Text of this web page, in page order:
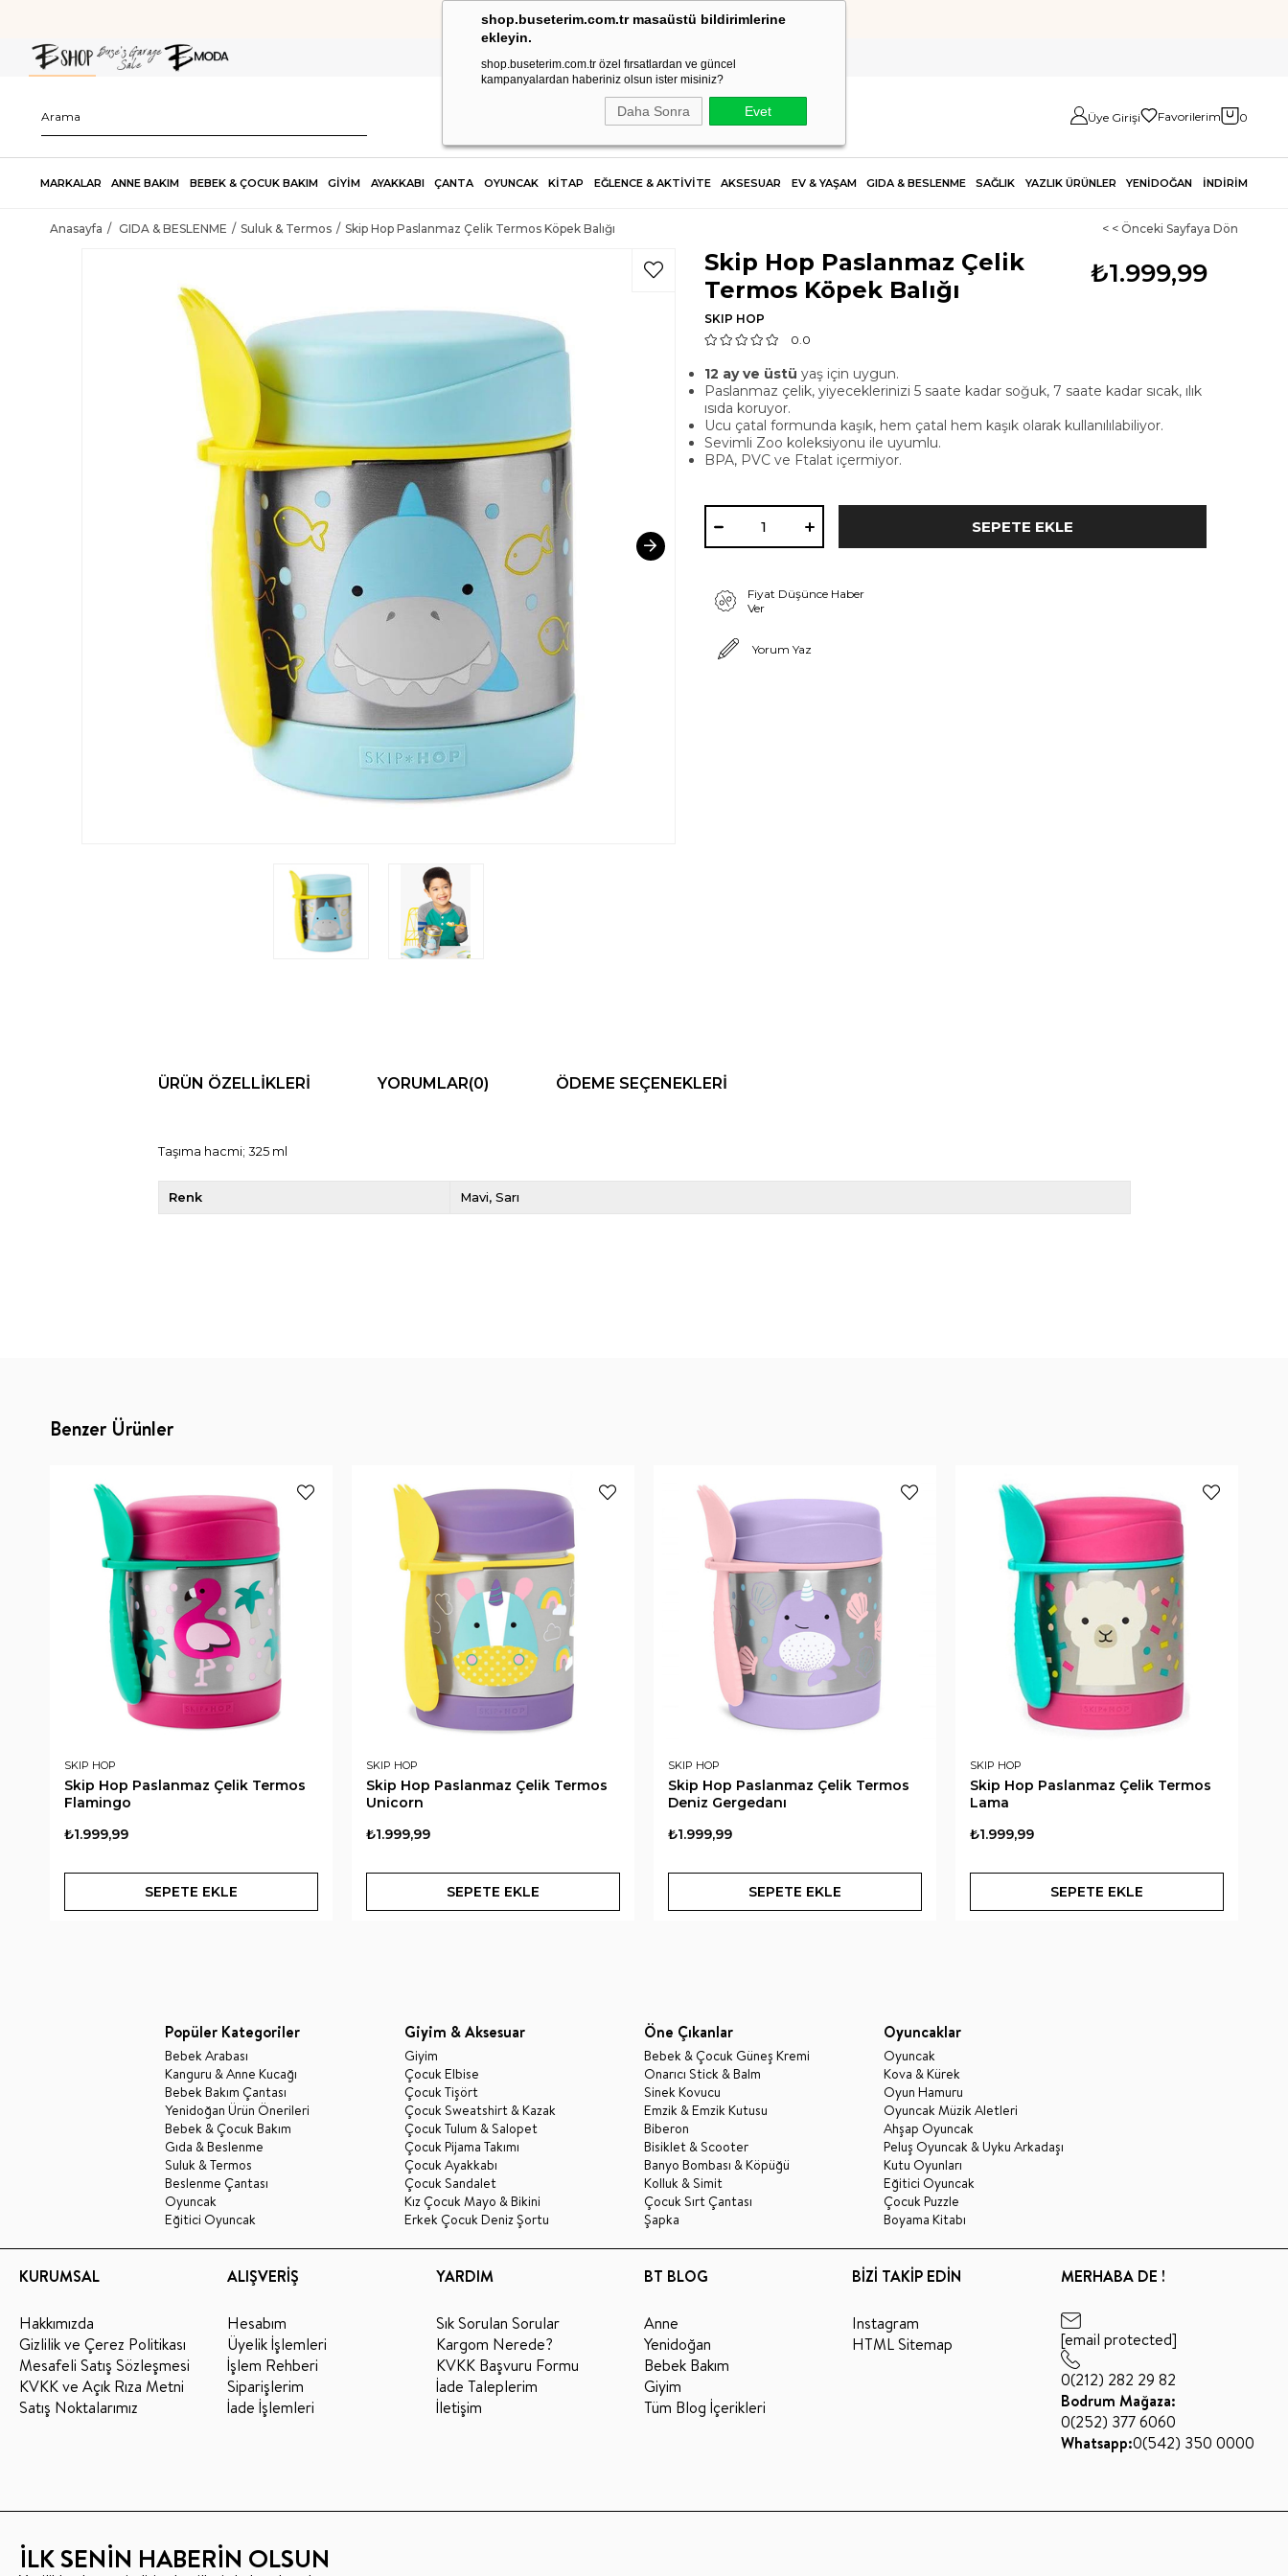
shop.buseterim.com.tr masaüstü bildirimlerine
ekleyin.
shop.buseterim.com.tr özel fırsatlardan ve güncel
kampanyalardan haberiniz olsun ister misiniz?
Daha Sonra Evet
HIZLI KARGO
Üye Girişi Favorilerim 0
MARKALAR ANNE BAKIM BEBEK & ÇOCUK BAKIM GİYİM AYAKKABI ÇANTA OYUNCAK KİTAP EĞLENCE & AKTİVİTE AKSESUAR EV & YAŞAM GIDA & BESLENME SAĞLIK YAZLIK ÜRÜNLER YENİDOĞAN İNDİRİM
Anasayfa GIDA & BESLENME Suluk & Termos Skip Hop Paslanmaz Çelik Termos Köpek Balığı < < Önceki Sayfaya Dön
₺1.999,99
Skip Hop Paslanmaz Çelik
Termos Köpek Balığı
SKIP HOP
0.0
12 ay ve üstü yaş için uygun.
Paslanmaz çelik, yiyeceklerinizi 5 saate kadar soğuk, 7 saate kadar sıcak, ılık
ısıda koruyor.
Ucu çatal formunda kaşık, hem çatal hem kaşık olarak kullanılılabiliyor.
Sevimli Zoo koleksiyonu ile uyumlu.
BPA, PVC ve Ftalat içermiyor.
Fiyat Düşünce Haber
Ver
Yorum Yaz
ÜRÜN ÖZELLIKLERI YORUMLAR(0) ÖDEME SEÇENEKLERI
Taşıma hacmi; 325 ml
Renk Mavi Sarı
Benzer Ürünler
SKIP HOP
Skip Hop Paslanmaz Çelik Termos
Flamingo
₺1.999,99
SEPETE EKLE
SKIP HOP
Skip Hop Paslanmaz Çelik Termos
Unicorn
₺1.999,99
SEPETE EKLE
SKIP HOP
Skip Hop Paslanmaz Çelik Termos
Deniz Gergedanı
₺1.999,99
SEPETE EKLE
SKIP HOP
Skip Hop Paslanmaz Çelik Termos
Lama
₺1.999,99
SEPETE EKLE
Popüler Kategoriler
Bebek Arabası
Kanguru & Anne Kucağı
Bebek Bakım Çantası
Yenidoğan Ürün Önerileri
Bebek & Çocuk Bakım
Gıda & Beslenme
Suluk & Termos
Beslenme Çantası
Oyuncak
Eğitici Oyuncak
Giyim & Aksesuar
Giyim
Çocuk Elbise
Çocuk Tişört
Çocuk Sweatshirt & Kazak
Çocuk Tulum & Salopet
Çocuk Pijama Takımı
Çocuk Ayakkabı
Çocuk Sandalet
Kız Çocuk Mayo & Bikini
Erkek Çocuk Deniz Şortu
Öne Çıkanlar
Bebek & Çocuk Güneş Kremi
Onarıcı Stick & Balm
Sinek Kovucu
Emzik & Emzik Kutusu
Biberon
Bisiklet & Scooter
Banyo Bombası & Köpüğü
Kolluk & Simit
Çocuk Sırt Çantası
Şapka
Oyuncaklar
Oyuncak
Kova & Kürek
Oyun Hamuru
Oyuncak Müzik Aletleri
Ahşap Oyuncak
Peluş Oyuncak & Uyku Arkadaşı
Kutu Oyunları
Eğitici Oyuncak
Çocuk Puzzle
Boyama Kitabı
KURUMSAL
Hakkımızda
Gizlilik ve Çerez Politikası
Mesafeli Satış Sözleşmesi
KVKK ve Açık Rıza Metni
Satış Noktalarımız
ALIŞVERİŞ
Hesabım
Üyelik İşlemleri
İşlem Rehberi
Siparişlerim
İade İşlemleri
YARDIM
Sık Sorulan Sorular
Kargom Nerede?
KVKK Başvuru Formu
İade Taleplerim
İletişim
BT BLOG
Anne
Yenidoğan
Bebek Bakım
Giyim
Tüm Blog İçerikleri
BİZİ TAKİP EDİN
Instagram
HTML Sitemap
MERHABA DE !
[email protected]
0(212) 282 29 82
Bodrum Mağaza:
0(252) 377 6060
Whatsapp:0(542) 350 0000
İLK SENİN HABERİN OLSUN